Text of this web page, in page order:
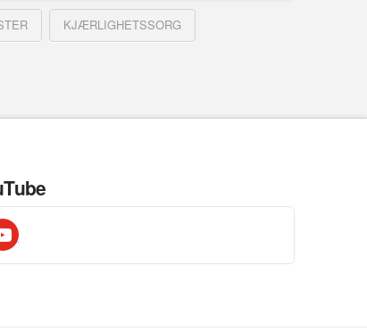
KJÆRLIGHETSSORG